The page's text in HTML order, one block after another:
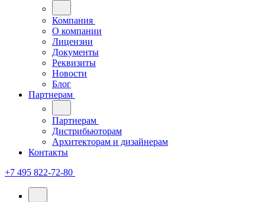
Компания
О компании
Лицензии
Документы
Реквизиты
Новости
Блог
Партнерам
Партнерам
Дистрибьюторам
Архитекторам и дизайнерам
Контакты
+7 495 822-72-80